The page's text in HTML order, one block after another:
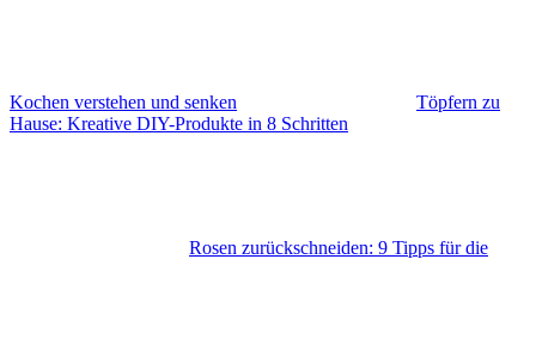
Kochen verstehen und senken
Töpfern zu
Hause: Kreative DIY-Produkte in 8 Schritten
Rosen zurückschneiden: 9 Tipps für die